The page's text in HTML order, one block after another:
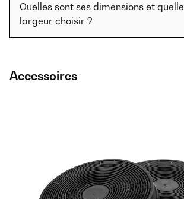
Quelles sont ses dimensions et quelle
largeur choisir ?
Accessoires